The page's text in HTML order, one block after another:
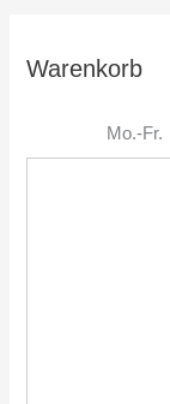
Warenkorb
Mo.-Fr.